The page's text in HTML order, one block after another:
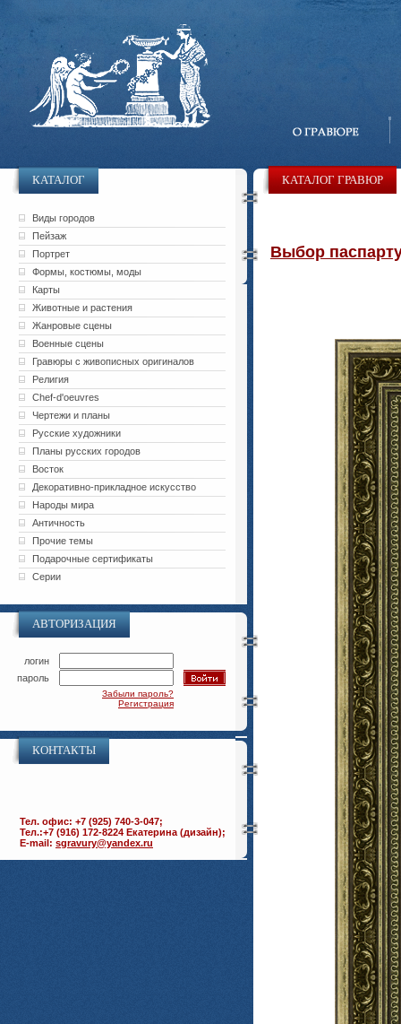
КАТАЛОГ
Виды городов
Пейзаж
Портрет
Формы, костюмы, моды
Карты
Животные и растения
Жанровые сцены
Военные сцены
Гравюры с живописных оригиналов
Религия
Chef-d'oeuvres
Чертежи и планы
Русские художники
Планы русских городов
Восток
Декоративно-прикладное искусство
Народы мира
Античность
Прочие темы
Подарочные сертификаты
Серии
АВТОРИЗАЦИЯ
логин
пароль
Забыли пароль?
Регистрация
КОНТАКТЫ
Тел. офис: +7 (925) 740-3-047;
Тел.:+7 (916) 172-8224 Екатерина (дизайн);
E-mail: sgravury@yandex.ru
КАТАЛОГ ГРАВЮР
Выбор